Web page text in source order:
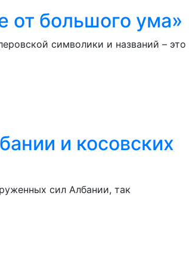
от большого ума»
символики и названий – это
и косовских
сил Албании, так